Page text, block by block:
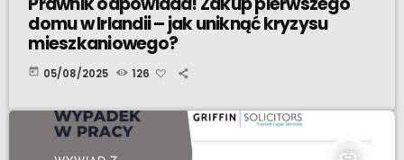
domu w Irlandii – jak uniknąć kryzysu
mieszkaniowego?
today 05/08/2025 126